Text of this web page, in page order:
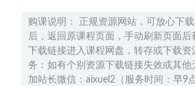
购课说明： 正规资源网站，可放心下
后，返回原课程页面，手动刷新页面
下载链接进入课程网盘，转存或下载
务：如有个别资源下载链接失效或其他
加站长微信：aixuel2（服务时间：早9
有道2024高考闫凯高三语文押题课
2026届高二英语下学期｜王赞高二英
06-01